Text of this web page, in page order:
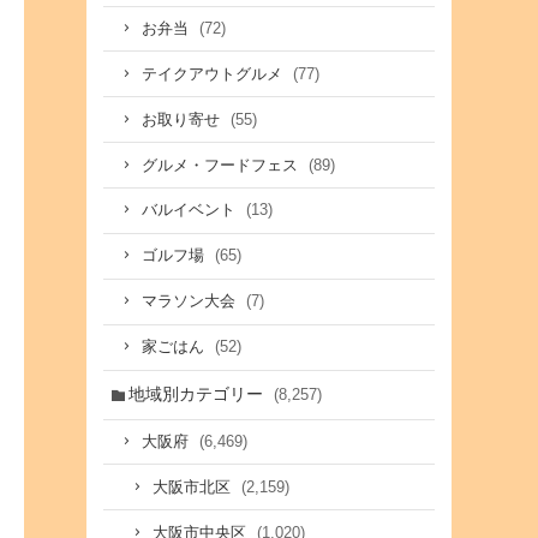
お弁当 (72)
テイクアウトグルメ (77)
お取り寄せ (55)
グルメ・フードフェス (89)
バルイベント (13)
ゴルフ場 (65)
マラソン大会 (7)
家ごはん (52)
地域別カテゴリー (8,257)
大阪府 (6,469)
大阪市北区 (2,159)
大阪市中央区 (1,020)